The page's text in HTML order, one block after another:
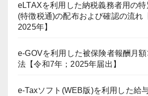
eLTAXを利用した納税義務者用の
(特徴税通)の配布および確認の流れ
2025年】
e-GOVを利用した被保険者報酬月
法【令和7年；2025年届出】
e-Taxソフト(WEB版)を利用した給